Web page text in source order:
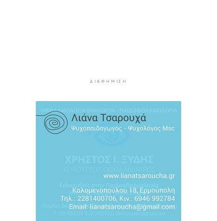
πάλι σε ισχύ τη Συμφωνία Σένγκεν εντός της
Κυριακής, 9 Αυγούστου
8 ώρες 33 λεπτά πρίν
ΔΙΑΦΉΜΙΣΗ